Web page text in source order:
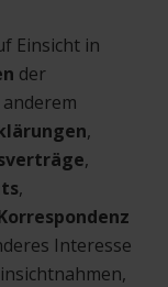
Einsicht in
der
,
,
,
Interesse